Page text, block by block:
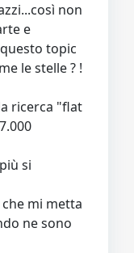
non
e
topic
le stelle ? !
ricerca "flat
si
mi metta
ne sono